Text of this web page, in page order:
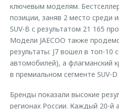
ключевым моделям.
позиции, заняв 2 место среди
SUV-B с результатом 21 165
Модели JAECOO также
результаты: J7 вошел в топ-10
автомобилей), а флагманский
в премиальном сегменте SUV-
Бренды показали высокие
регионах России. Каждый 20-й